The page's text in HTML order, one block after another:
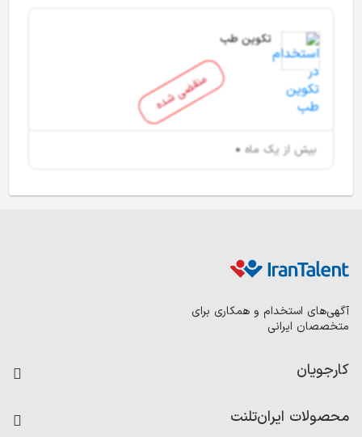
منقضی شده
تکوین طب
بیش از یک ماه
آگهی‌های استخدام و همکاری برای
متخصصان ایرانی
کارجویان
رزومه ساز
محصولات ایران‌تلنت